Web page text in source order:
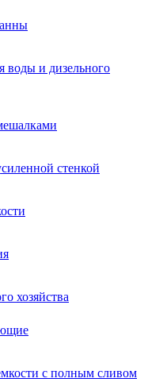
воды и дизельного
стенкой
хозяйства
с полным сливом